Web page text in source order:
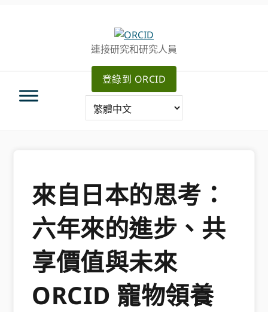
連接研究和研究人員
登錄到 ORCID
來自日本的思考：
六年來的進步、共
享價值與未來
ORCID 寵物領養